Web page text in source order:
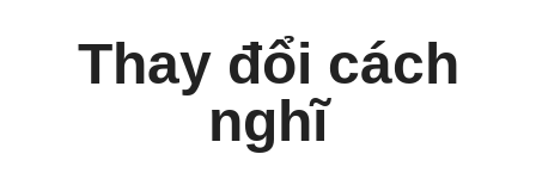
Thay đổi cách
nghĩ